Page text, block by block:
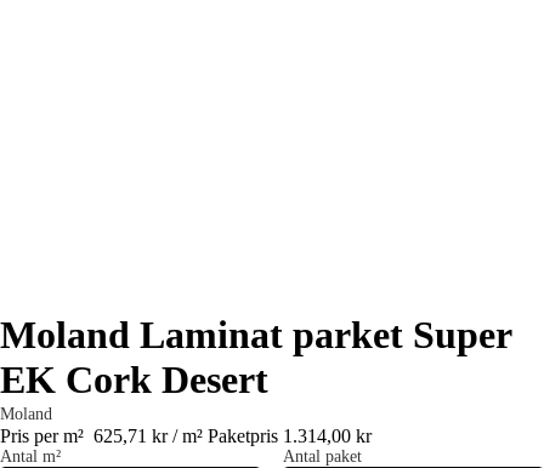
Moland Laminat parket Super
EK Cork Desert
Moland
Pris per m² 625,71 kr / m² Paketpris 1.314,00 kr
Antal m² Antal paket